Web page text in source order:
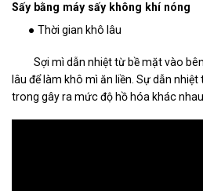
Sấy bằng máy sấy không khí nóng
● Thời gian khô lâu
Sợi mì dẫn nhiệt từ bề mặt vào bên
lâu để làm khô mì ăn liền. Sự dẫn
trong gây ra mức độ hồ hóa khác nhau.